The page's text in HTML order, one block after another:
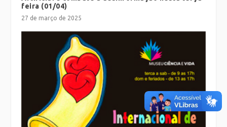
feira (01/04)
27 de março de 2025